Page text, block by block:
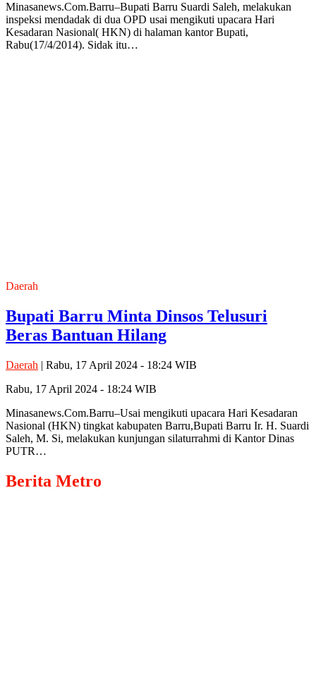
Minasanews.Com.Barru–Bupati Barru Suardi Saleh, melakukan
inspeksi mendadak di dua OPD usai mengikuti upacara Hari
Kesadaran Nasional( HKN) di halaman kantor Bupati,
Rabu(17/4/2014). Sidak itu…
Daerah
Bupati Barru Minta Dinsos Telusuri
Beras Bantuan Hilang
Daerah | Rabu, 17 April 2024 - 18:24 WIB
Rabu, 17 April 2024 - 18:24 WIB
Minasanews.Com.Barru–Usai mengikuti upacara Hari Kesadaran
Nasional (HKN) tingkat kabupaten Barru,Bupati Barru Ir. H. Suardi
Saleh, M. Si, melakukan kunjungan silaturrahmi di Kantor Dinas
PUTR…
Berita Metro